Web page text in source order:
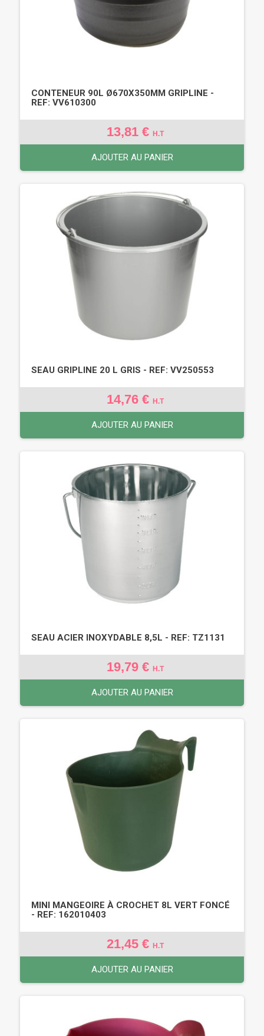
CONTENEUR 90L Ø670X350MM GRIPLINE -
REF: VV610300
13,81 € H.T
AJOUTER AU PANIER
SEAU GRIPLINE 20 L GRIS - REF: VV250553
14,76 € H.T
AJOUTER AU PANIER
SEAU ACIER INOXYDABLE 8,5L - REF: TZ1131
19,79 € H.T
AJOUTER AU PANIER
MINI MANGEOIRE À CROCHET 8L VERT FONCÉ
- REF: 162010403
21,45 € H.T
AJOUTER AU PANIER